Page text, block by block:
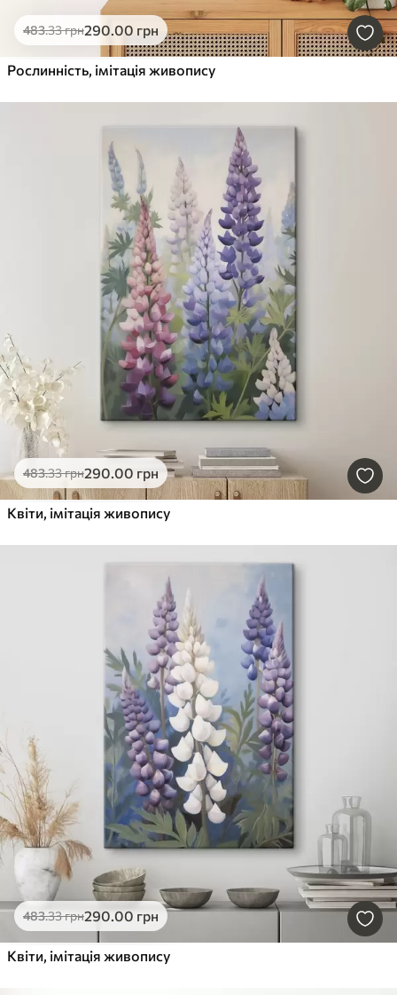
483.33грн290.00 грн
Рослинність, імітація живопису
483.33грн290.00 грн
Квіти, імітація живопису
483.33грн290.00 грн
Квіти, імітація живопису